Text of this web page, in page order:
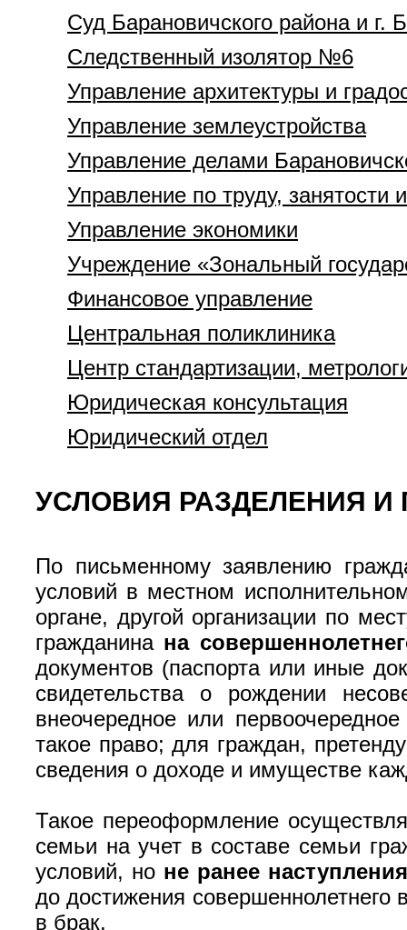
Суд Барановичского района и г.
Следственный изолятор №6
Управление архитектуры и
Управление землеустройства
Управление делами
Управление по труду, занятости
Управление экономики
Учреждение «Зональный
Финансовое управление
Центральная поликлиника
Центр стандартизации,
Юридическая консультация
Юридический отдел
УСЛОВИЯ РАЗДЕЛЕНИЯ
По письменному заявлению
условий в местном
органе, другой организации по
гражданина на
документов (паспорта или иные
свидетельства о рождении
внеочередное или
такое право; для граждан,
сведения о доходе и имуществе
Такое переоформление
семьи на учет в составе семьи
условий, но не ранее
до достижения совершеннолетнего
в брак.